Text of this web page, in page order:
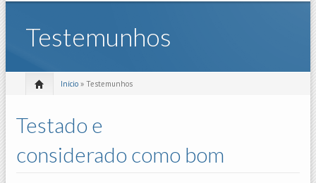
Testemunhos
Início » Testemunhos
Testado e
considerado como bom